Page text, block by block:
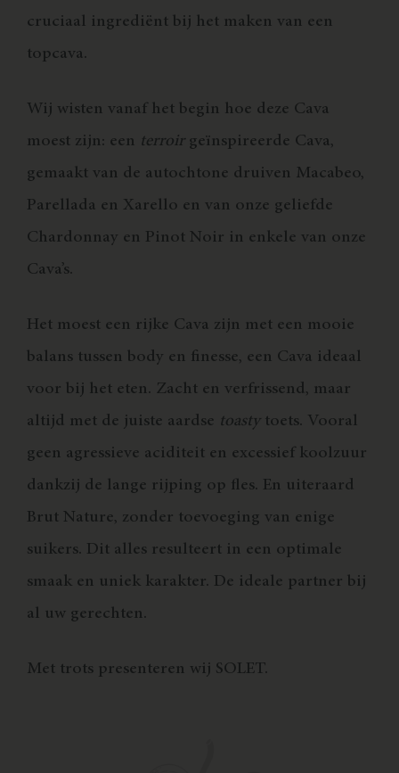
cruciaal ingrediënt bij het maken van een
topcava.
Wij wisten vanaf het begin hoe deze Cava
moest zijn: een terroirgeïnspireerde Cava,
gemaakt van de autochtone druiven Macabeo,
Parellada en Xarello en van onze geliefde
Chardonnay en Pinot Noir in enkele van onze
Cava’s.
Het moest een rijke Cava zijn met een mooie
balans tussen body en finesse, een Cava ideaal
voor bij het eten. Zacht en verfrissend, maar
altijd met de juiste aardse toastytoets. Vooral
geen agressieve aciditeit en excessief koolzuur
dankzij de lange rijping op fles. En uiteraard
Brut Nature, zonder toevoeging van enige
suikers. Dit alles resulteert in een optimale
smaak en uniek karakter. De ideale partner bij
al uw gerechten.
Met trots presenteren wij SOLET.